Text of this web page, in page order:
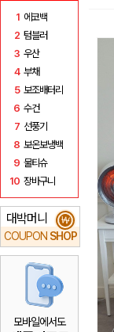
1 에코백
2 텀블러
3 우산
4 부채
5 보조배터리
6 수건
7 선풍기
8 보온보냉백
9 물티슈
10 장바구니
대박머니
COUPON SHOP
₩
모바일에서도